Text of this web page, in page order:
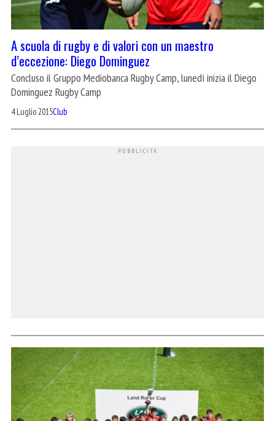
A scuola di rugby e di valori con un maestro
d’eccezione: Diego Dominguez
Concluso il Gruppo Mediobanca Rugby Camp, lunedì inizia il Diego
Dominguez Rugby Camp
4 Luglio 2015Club